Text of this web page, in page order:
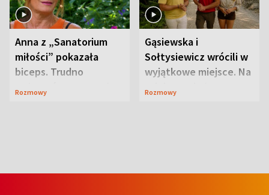
Anna z „Sanatorium
miłości” pokazała
biceps. Trudno
uwierzyć, co przeszła
Rozmowy
Gąsiewska i
Sołtysiewicz wrócili w
wyjątkowe miejsce. Na
szlaku czekał
Rozmowy